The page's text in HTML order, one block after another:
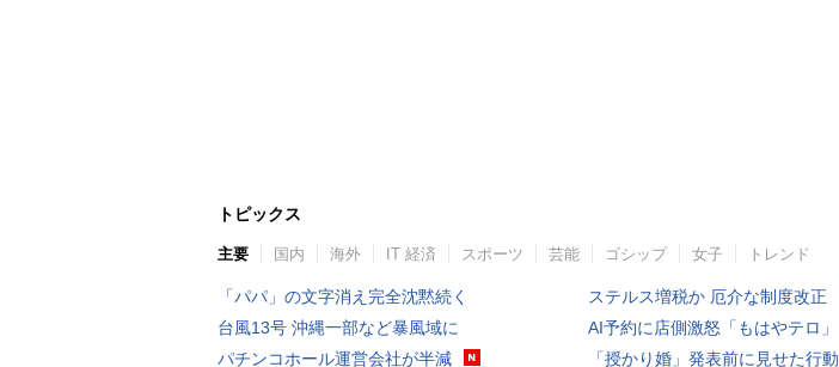
トピックス
主要 国内 海外 IT 経済 スポーツ 芸能 ゴシップ 女子 トレンド
「パパ」の文字消え完全沈黙続く
台風13号 沖縄一部など暴風域に
パチンコホール運営会社が半減
ステルス増税か 厄介な制度改正
AI予約に店側激怒「もはやテロ」
「授かり婚」発表前に見せた行動